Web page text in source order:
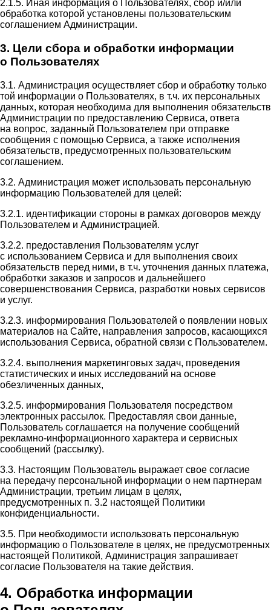
2.1.5. Иная информация о Пользователях, сбор и/или
обработка которой установлены пользовательским
соглашением Администрации.
3. Цели сбора и обработки информации
о Пользователях
3.1. Администрация осуществляет сбор и обработку только
той информации о Пользователях, в т.ч. их персональных
данных, которая необходима для выполнения обязательств
Администрации по предоставлению Сервиса, ответа
на вопрос, заданный Пользователем при отправке
сообщения с помощью Сервиса, а также исполнения
обязательств, предусмотренных пользовательским
соглашением.
3.2. Администрация может использовать персональную
информацию Пользователей для целей:
3.2.1. идентификации стороны в рамках договоров между
Пользователем и Администрацией.
3.2.2. предоставления Пользователям услуг
с использованием Сервиса и для выполнения своих
обязательств перед ними, в т.ч. уточнения данных платежа,
обработки заказов и запросов и дальнейшего
совершенствования Сервиса, разработки новых сервисов
и услуг.
3.2.3. информирования Пользователей о появлении новых
материалов на Сайте, направления запросов, касающихся
использования Сервиса, обратной связи с Пользователем.
3.2.4. выполнения маркетинговых задач, проведения
статистических и иных исследований на основе
обезличенных данных,
3.2.5. информирования Пользователя посредством
электронных рассылок. Предоставляя свои данные,
Пользователь соглашается на получение сообщений
рекламно-информационного характера и сервисных
сообщений (рассылку).
3.3. Настоящим Пользователь выражает свое согласие
на передачу персональной информации о нем партнерам
Администрации, третьим лицам в целях,
предусмотренных п. 3.2 настоящей Политики
конфиденциальности.
3.5. При необходимости использовать персональную
информацию о Пользователе в целях, не предусмотренных
настоящей Политикой, Администрация запрашивает
согласие Пользователя на такие действия.
4. Обработка информации